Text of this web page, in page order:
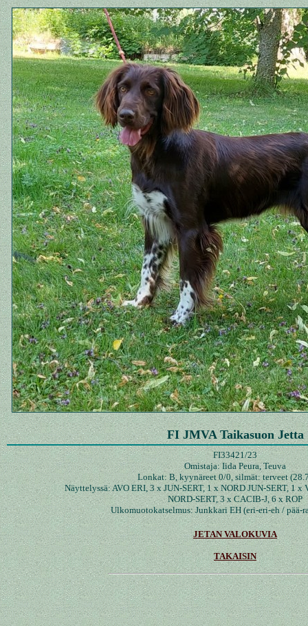
FI JMVA Taikasuon Jetta
FI33421/23
Omistaja: Iida Peura, Teuva
Lonkat: B, kyynäreet 0/0, silmät: terveet
Näyttelyssä: AVO ERI, 3 x JUN-SERT, 1 x NORD JUN-SERT, 1 x
NORD-SERT, 3 x CACIB-J, 6 x ROP
Ulkomuotokatselmus: Junkkari EH (eri-eri-eh / pää-
JETAN VALOKUVIA
TAKAISIN